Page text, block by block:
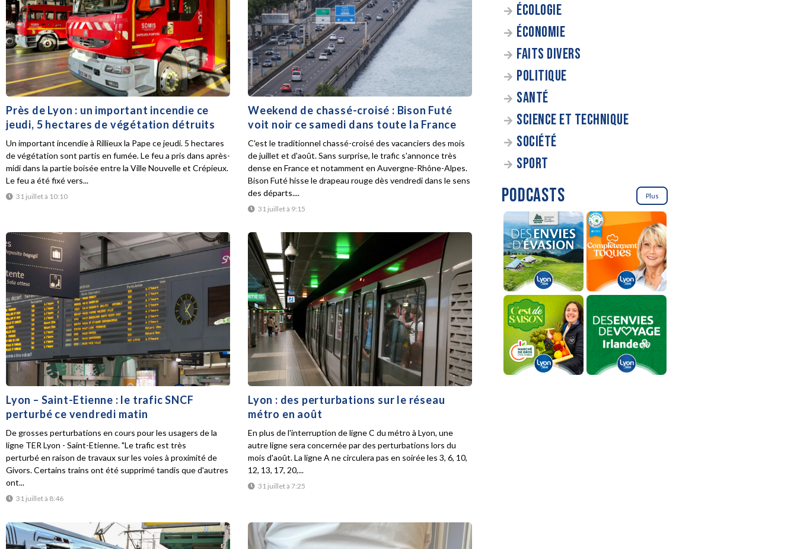
Près de Lyon : un important incendie ce
jeudi, 5 hectares de végétation détruits
31 juillet à 10:10
Un important incendie à Rillieux la Pape ce jeudi. 5 hectares
de végétation sont partis en fumée. Le feu a pris dans après-
midi dans la partie boisée entre la Ville Nouvelle et Crépieux.
Le feu a été fixé vers...
Weekend de chassé-croisé : Bison Futé
voit noir ce samedi dans toute la France
31 juillet à 9:15
C'est le traditionnel chassé-croisé des vacanciers des mois
de juillet et d'août. Sans surprise, le trafic s'annonce très
dense en France et notamment en Auvergne-Rhône-Alpes.
Bison Futé hisse le drapeau rouge dès vendredi dans le sens
des départs....
Lyon – Saint-Etienne : le trafic SNCF
perturbé ce vendredi matin
31 juillet à 8:46
De grosses perturbations en cours pour les usagers de la
ligne TER Lyon - Saint-Etienne. "Le trafic est très
perturbé en raison de travaux sur les voies à proximité de
Givors. Certains trains ont été supprimé tandis que d'autres
ont...
Lyon : des perturbations sur le réseau
métro en août
31 juillet à 7:25
En plus de l'interruption de ligne C du métro à Lyon, une
autre ligne sera concernée par des perturbations lors du
mois d'août. La ligne A ne circulera pas en soirée les 3, 6, 10,
12, 13, 17, 20,...
ÉCOLOGIE
ÉCONOMIE
FAITS DIVERS
POLITIQUE
SANTÉ
SCIENCE ET TECHNIQUE
SOCIÉTÉ
SPORT
PODCASTS Plus